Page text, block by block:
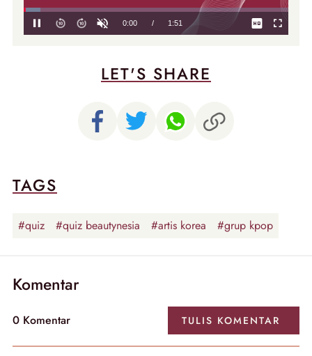
LET'S SHARE
TAGS
#quiz #quiz beautynesia #artis korea #grup kpop
Komentar
0 Komentar TULIS KOMENTAR